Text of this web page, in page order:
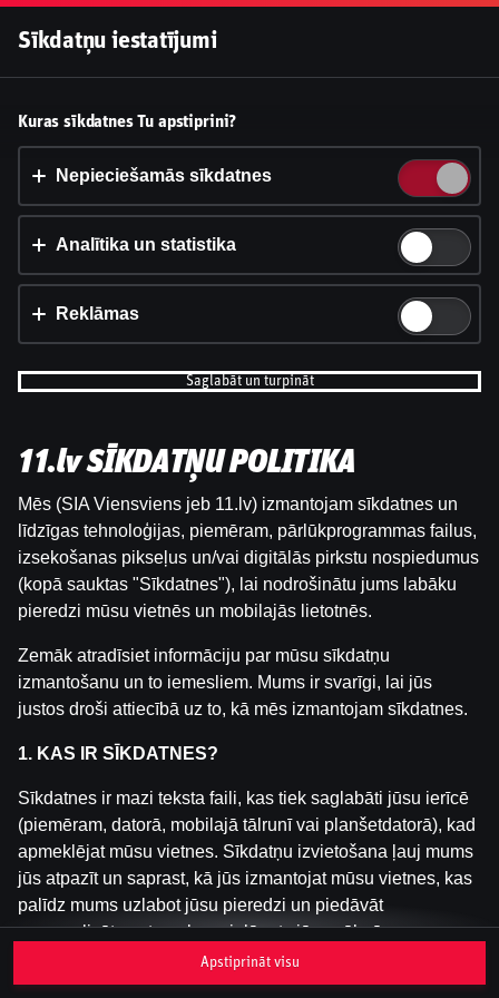
Šai spēlei nav pieejama demo versija. Lūdzu,
pieslēdzies, lai spēlētu ar īstu naudu.
Pieslēgties
Vai pieņemt sīkdatnes?
Šī vietne izmanto 3 dažādu veidu sīkdatnes: obligāti
nepieciešamās, analītikas un statistikas, reklāmas.
Iestatījumi un informācija
Sīkdatņu iestatījumi
Kuras sīkdatnes Tu apstiprini?
Nepieciešamās sīkdatnes
Analītika un statistika
Reklāmas
Saglabāt un turpināt
11.lv SĪKDATŅU POLITIKA
Mēs (SIA Viensviens jeb 11.lv) izmantojam sīkdatnes un
līdzīgas tehnoloģijas, piemēram, pārlūkprogrammas failus,
izsekošanas pikseļus un/vai digitālās pirkstu nospiedumus
(kopā sauktas "Sīkdatnes"), lai nodrošinātu jums labāku
pieredzi mūsu vietnēs un mobilajās lietotnēs.
Zemāk atradīsiet informāciju par mūsu sīkdatņu
izmantošanu un to iemesliem. Mums ir svarīgi, lai jūs
justos droši attiecībā uz to, kā mēs izmantojam sīkdatnes.
1. KAS IR SĪKDATNES?
Sīkdatnes ir mazi teksta faili, kas tiek saglabāti jūsu ierīcē
(piemēram, datorā, mobilajā tālrunī vai planšetdatorā), kad
apmeklējat mūsu vietnes. Sīkdatņu izvietošana ļauj mums
jūs atpazīt un saprast, kā jūs izmantojat mūsu vietnes, kas
palīdz mums uzlabot jūsu pieredzi un piedāvāt
personalizētu saturu, kas pielāgots jūsu vēlmēm.
Sīkdatnes var būt pagaidu (tā sauktas "sesijas sīkdatnes")
Apstiprināt visu